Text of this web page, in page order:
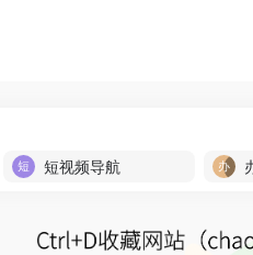
短视频导航